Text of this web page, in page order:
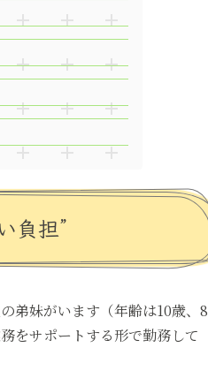
負担”
弟妹がいます（年齢は10歳、8
をサポートする形で勤務して